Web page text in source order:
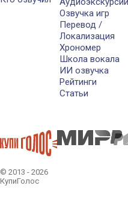
Озвучка игр
Перевод /
Локализация
Хрономер
Школа вокала
ИИ озвучка
Рейтинги
Статьи
© 2013 - 2026
КупиГолос